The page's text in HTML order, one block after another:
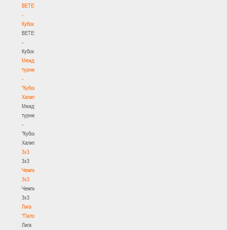
BETERA
-
Кубок
BETERA
-
Кубок
Международный
турнир
-
"Кубок
Халипского"
Международный
турнир
-
"Кубок
Халипского"
3x3
3x3
Чемпионат
3х3
Чемпионат
3х3
Лига
"Палова"
Лига